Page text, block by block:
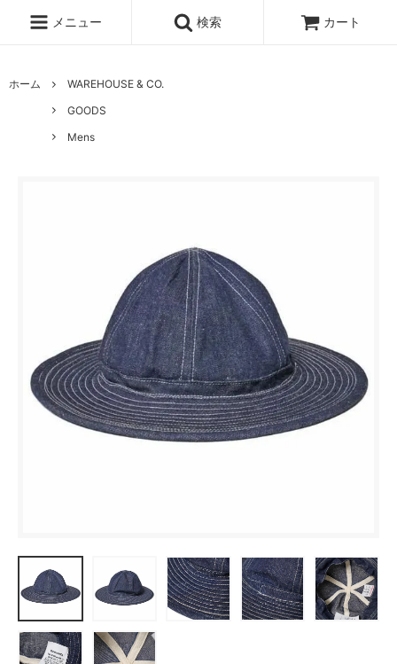
メニュー 検索 カート
ホーム
WAREHOUSE & CO.
GOODS
Mens